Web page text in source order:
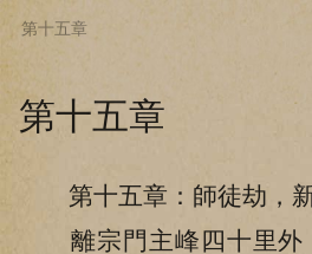
第十五章
第十五章：師徒劫，
離宗門主峰四十里外
第十五章